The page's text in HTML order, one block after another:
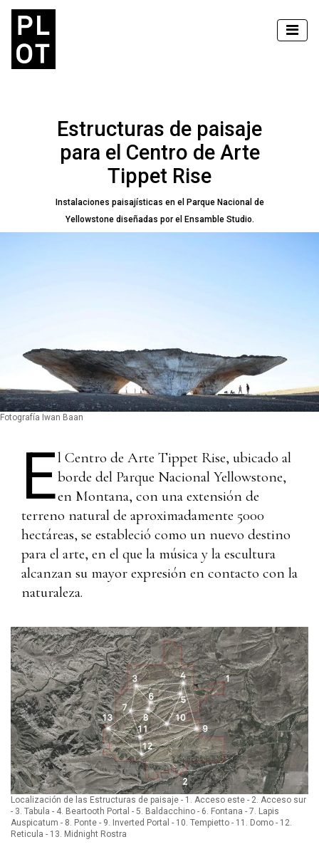
Estructuras de paisaje
para el Centro de Arte
Tippet Rise
Instalaciones paisajísticas en el Parque Nacional de
Yellowstone diseñadas por el Ensamble Studio.
Fotografía Iwan Baan
El Centro de Arte Tippet Rise, ubicado al
borde del Parque Nacional Yellowstone,
en Montana, con una extensión de
terreno natural de aproximadamente 5000
hectáreas, se estableció como un nuevo destino
para el arte, en el que la música y la escultura
alcanzan su mayor expresión en contacto con la
naturaleza.
Localización de las Estructuras de paisaje - 1. Acceso este - 2. Acceso sur
- 3. Tabula - 4. Beartooth Portal - 5. Baldacchino - 6. Fontana - 7. Lapis
Auspicatum - 8. Ponte - 9. Inverted Portal - 10. Tempietto - 11. Domo - 12.
Reticula - 13. Midnight Rostra